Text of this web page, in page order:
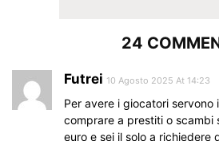
24
Futrei 10 Agosto 2025 At 14:23
Per avere i giocatori servono
comprare a prestiti o scambi
euro e sei il solo a richiedere